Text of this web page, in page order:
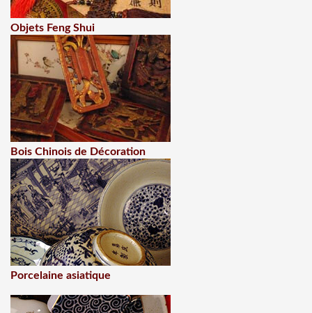
Objets Feng Shui
Bois Chinois de Décoration
Porcelaine asiatique